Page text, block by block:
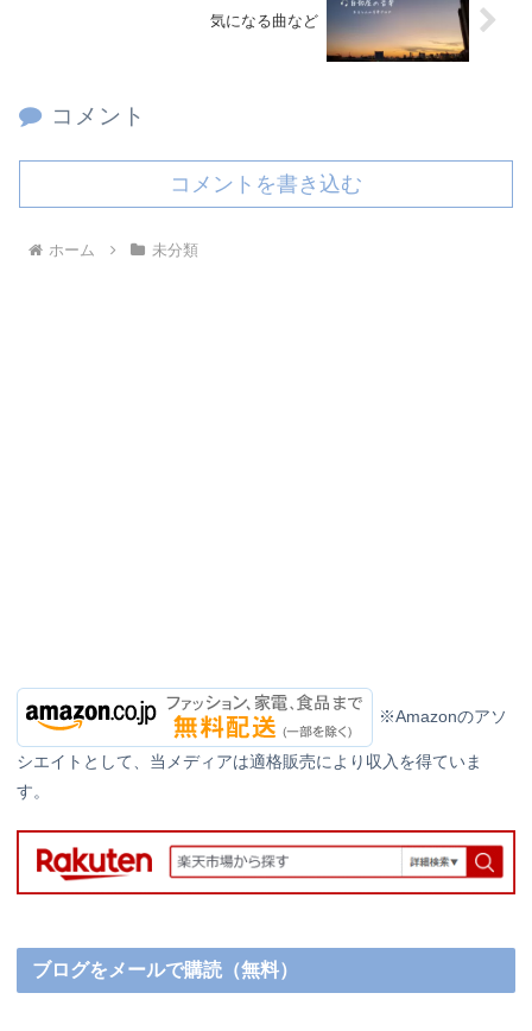
気になる曲など
コメント
コメントを書き込む
ホーム 未分類
※Amazonのアソ
シエイトとして、当メディアは適格販売により収入を得ていま
す。
ブログをメールで購読（無料）